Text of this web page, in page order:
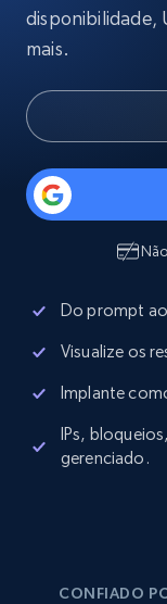
disponibilidade,
mais.
Do prompt
Visualize os
Implante
IPs,
gerenciado.
CONFIADO